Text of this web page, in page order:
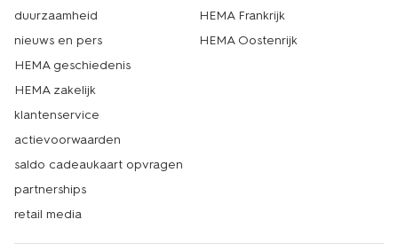
duurzaamheid
nieuws en pers
HEMA geschiedenis
HEMA zakelijk
klantenservice
actievoorwaarden
saldo cadeaukaart opvragen
partnerships
retail media
HEMA Frankrijk
HEMA Oostenrijk